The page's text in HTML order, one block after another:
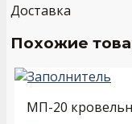
Доставка
Похожие
МП-20